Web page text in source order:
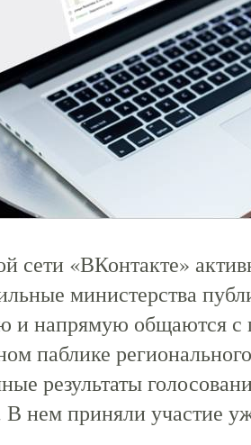
сети «ВКонтакте»
министерства
и напрямую общаются с
паблике
результаты
В нем приняли участие